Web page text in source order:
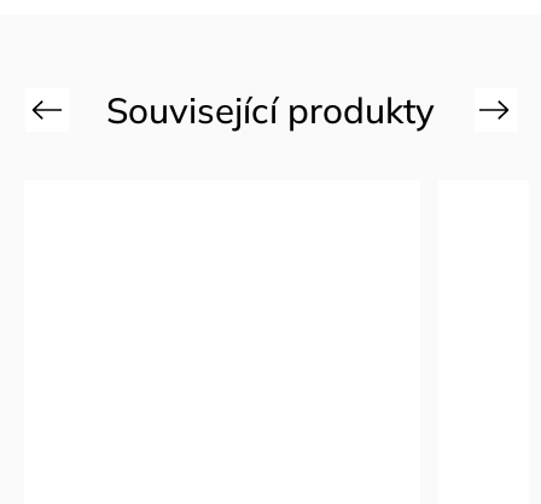
Previous Next